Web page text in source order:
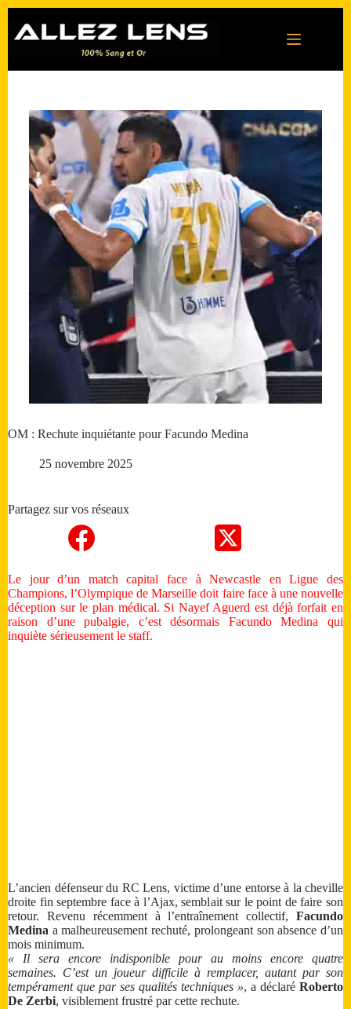
contenu
OM : Rechute inquiétante pour Facundo Medina
25 novembre 2025
Partagez sur vos réseaux
Le jour d’un match capital face à Newcastle en Ligue des
Champions, l’Olympique de Marseille doit faire face à une nouvelle
déception sur le plan médical. Si Nayef Aguerd est déjà forfait en
raison d’une pubalgie, c’est désormais Facundo Medina qui
inquiète sérieusement le staff.
L’ancien défenseur du RC Lens, victime d’une entorse à la cheville
droite fin septembre face à l’Ajax, semblait sur le point de faire son
retour. Revenu récemment à l’entraînement collectif, Facundo
Medina a malheureusement rechuté, prolongeant son absence d’un
mois minimum.
« Il sera encore indisponible pour au moins encore quatre
semaines. C’est un joueur difficile à remplacer, autant par son
tempérament que par ses qualités techniques », a déclaré Roberto
De Zerbi, visiblement frustré par cette rechute.